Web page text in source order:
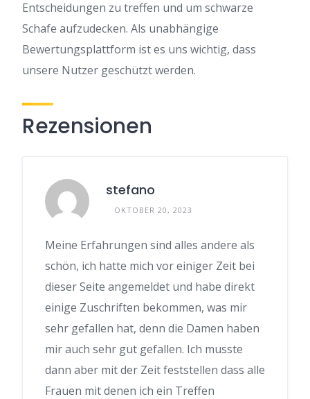
Entscheidungen zu treffen und um schwarze
Schafe aufzudecken. Als unabhängige
Bewertungsplattform ist es uns wichtig, dass
unsere Nutzer geschützt werden.
Rezensionen
stefano
OKTOBER 20, 2023
Meine Erfahrungen sind alles andere als
schön, ich hatte mich vor einiger Zeit bei
dieser Seite angemeldet und habe direkt
einige Zuschriften bekommen, was mir
sehr gefallen hat, denn die Damen haben
mir auch sehr gut gefallen. Ich musste
dann aber mit der Zeit feststellen dass alle
Frauen mit denen ich ein Treffen